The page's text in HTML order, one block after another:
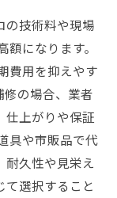
の技術料や現場
になります。
費用を抑えやす
修の場合、業者
仕上がりや保証
具や市販品で代
耐久性や見栄え
て選択すること